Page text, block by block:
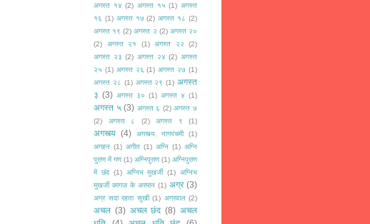
अगस्त १४ (2) अगस्त १५ (1) अगस्त
१६ (1) अगस्त १७ (2) अगस्त १८ (2)
अगस्त १९ (2) अगस्त २ (2) अगस्त २०
(2)
अगस्त २१ (1) अगस्त २२
(2)
अगस्त २३ (2) अगस्त २४ (2) अगस्त
२५ (1) अगस्त २६ (1) अगस्त २७ (1)
अगस्त २८ (1) अगस्त २९ (1) अगस्त
३ (3) अगस्त ३० (1) अगस्त ४ (1)
अगस्त ५ (3) अगस्त ६ (2) अगस्त ७
(2)
अगस्त ८ (2) अगस्त ९ (1)
अगस्त्य (4) अगस्त्य. नागपंचमी
(1)
अगहन (1) अगीत (1) अग्नि (1) अग्नि
पुराण में गण (1) अग्निपुराण (1) अग्निपुराण
में छंद (1) अग्निभ मुखर्जी (1) अग्निभ
मुखर्जी कागज़ के अरमान (1) अग्र (3)
अग्र सदा रहता सुखी (1) अग्रवाल (2)
अचल (3) अचल छंद (8) अचल